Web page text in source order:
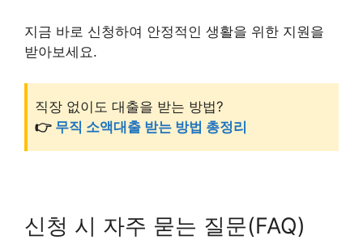
지금 바로 신청하여 안정적인 생활을 위한 지원을
받아보세요.
직장 없이도 대출을 받는 방법?
👉 무직 소액대출 받는 방법 총정리
신청 시 자주 묻는 질문(FAQ)